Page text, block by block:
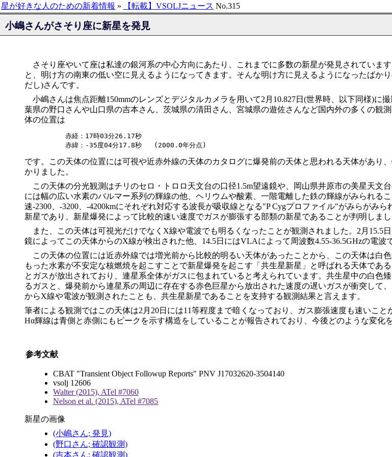
星が好きな人のための新着情報 » 【転載】VSOLJニュース No.315
小嶋さんがさそり座に新星を発見
さそり座やいて座は私達の銀河系の中心方向にあたり、これまでに多数の新星が発見されていま
と、明け方の南東の低い空に見えるようになってきます。そんな明け方に見えるようになったばか
だし)さんです。
小嶋さんは焦点距離150mmのレンズとデジタルカメラを用いて2月10.827日(世界時、以下同様)に
葉県の野口さんや山口県の吉本さん、茨城県の清田さん、宮城県の遊佐さんなど国内外の多くの観
体の位置は
赤経：17時03分26.17秒
です。この天体の位置には可視や近赤外線の天体のカタログに爆発前の天体と思われる天体があり
かりました。
この天体の分光観測はチリのセロ・トロロ天文台の口径1.5m望遠鏡や、岡山県井原市の美星天文
には幅の広い水素のバルマー系列の輝線の他、ヘリウムや酸素、一階電離した鉄の輝線がみられる
速-2300、-3200、-4200kmにそれぞれ対応する波長が吸収線となる"P Cygプロファイル"がみらがみ
新星であり、新星爆発によって比較的速い速度でガスが膨張する部類の新星であることが判明しまし
また、この天体は可視光だけでなくX線や電波でも明るくなったことが観測されました。2月15.5
鏡によってこの天体からのX線が検出された他、14.5日にはVLAによって周波数4.55-36.5GHzの電波
この天体の位置には近赤外線では増光前から比較的明るい天体があったことから、この天体は白
もった水素が不安定な核燃焼を起こすことで新星爆発を起こす「共生星新星」と呼ばれる天体であ
とガスが放出されており、連星系全体がガスに包まれていると考えられています。共生星中の白色
るガスと、爆発前から連星系の周辺に存在する赤色巨星から放出された速度の遅いガスが衝突して
からX線や電波が観測されたことも、共生星新星であることを支持する観測結果と言えます。
筆者による観測ではこの天体は2月20日には11等程度まで暗くなっており、ガス膨張速度も速いこ
Hα輝線は青側と赤側にもピークを示す構造をしていることが報告されており、今後どのような変化
参考文献
CBAT "Transient Object Followup Reports" PNV J17032620-3504140
vsolj 12606
Walter (2015), ATel #7060
Nelson et al. (2015), ATel #7085
新星の画像
(小嶋さん; 発見)
(野口さん; 確認観測)
(吉本さん; 確認観測)